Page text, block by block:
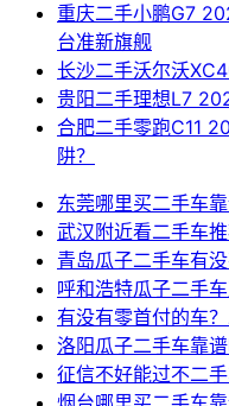
重庆二手小鹏G7
台准新旗舰
长沙二手沃尔沃
贵阳二手理想L7
合肥二手零跑C11
阱？
东莞哪里买二手车
武汉附近看二手车
青岛瓜子二手车有
呼和浩特瓜子二手
有没有零首付的车
洛阳瓜子二手车靠
征信不好能过不二